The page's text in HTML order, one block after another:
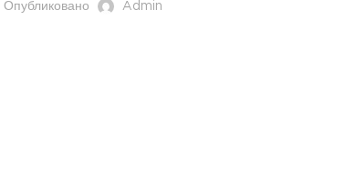
Опубликовано Admin